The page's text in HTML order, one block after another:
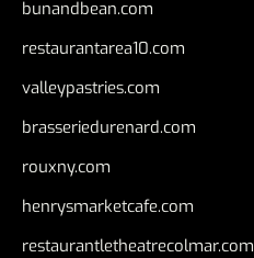
bunandbean.com
restaurantarea10.com
valleypastries.com
brasseriedurenard.com
rouxny.com
henrysmarketcafe.com
restaurantletheatrecolmar.com